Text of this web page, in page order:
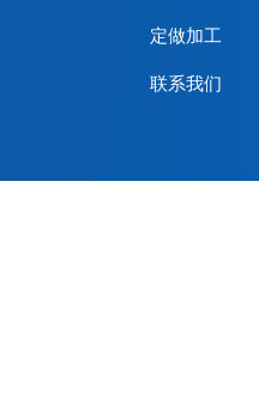
定做加工
联系我们